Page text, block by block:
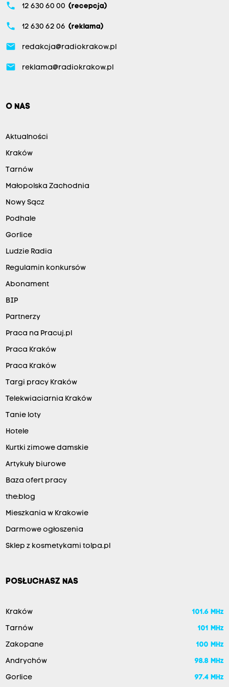
phone 12 630 60 00 (recepcja)
phone 12 630 62 06 (reklama)
email redakcja@radiokrakow.pl
email reklama@radiokrakow.pl
O NAS
Aktualności
Kraków
Tarnów
Małopolska Zachodnia
Nowy Sącz
Podhale
Gorlice
Ludzie Radia
Regulamin konkursów
Abonament
BIP
Partnerzy
Praca na Pracuj.pl
Praca Kraków
Praca Kraków
Targi pracy Kraków
Telekwiaciarnia Kraków
Tanie loty
Hotele
Kurtki zimowe damskie
Artykuły biurowe
Baza ofert pracy
the:blog
Mieszkania w Krakowie
Darmowe ogłoszenia
Sklep z kosmetykami tolpa.pl
POSŁUCHASZ NAS
Kraków 101.6 MHz
Tarnów 101 MHz
Zakopane 100 MHz
Andrychów 98.8 MHz
Gorlice 97.4 MHz